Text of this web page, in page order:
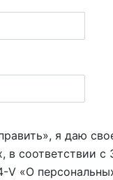
я даю
в соответствии с
V «О